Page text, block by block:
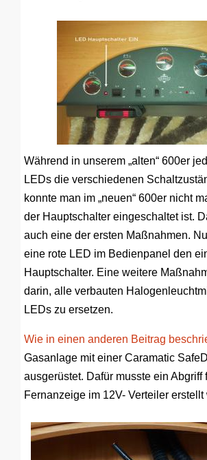
Während in unserem „alten“ 600er
LEDs die verschiedenen
konnte man im „neuen“ 600er nicht
der Hauptschalter eingeschaltet ist.
auch eine der ersten Maßnahmen.
eine rote LED im Bedienpanel den
Hauptschalter. Eine weitere
darin, alle verbauten
LEDs zu ersetzen.
Wie in einen anderen Beitrag
Gasanlage mit einer Caramatic
ausgerüstet. Dafür musste ein Abgriff
Fernanzeige im 12V- Verteiler erstellt